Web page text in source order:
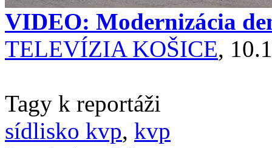
VIDEO: Modernizácia
TELEVÍZIA KOŠICE,
Tagy k reportáži
sídlisko kvp, kvp